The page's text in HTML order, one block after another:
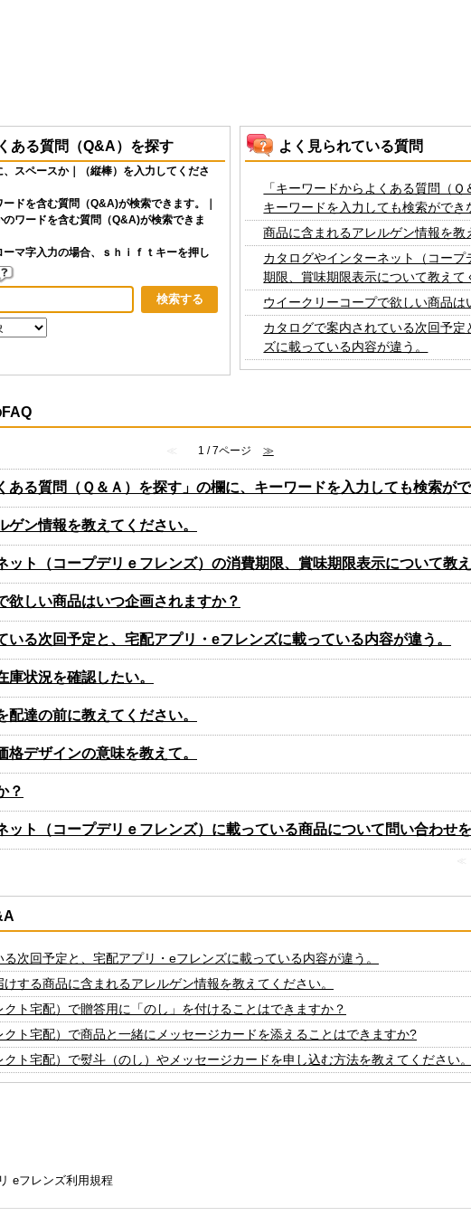
ある質問（Q&A）を探す
スペースか｜（縦棒）を入力してくださ
ドを含む質問（Q&A)が検索できます。｜
のワードを含む質問（Q&A)が検索できま
マ字入力の場合、ｓｈｉｆｔキーを押し
よく見られている質問
「キーワードからよくある質問（Ｑ
キーワードを入力しても検索ができ
商品に含まれるアレルゲン情報を教
カタログやインターネット（コー
期限、賞味期限表示について教えて
ウイークリーコープで欲しい商品は
カタログで案内されている次回予
ズに載っている内容が違う。
FAQ
≪ 1 / 7ページ ≫
ある質問（Ｑ＆Ａ）を探す」の欄に、キーワードを入力しても検索がで
ン情報を教えてください。
ット（コープデリｅフレンズ）の消費期限、賞味期限表示について教え
欲しい商品はいつ企画されますか？
いる次回予定と、宅配アプリ・eフレンズに載っている内容が違う。
庫状況を確認したい。
達の前に教えてください。
格デザインの意味を教えて。
？
ット（コープデリｅフレンズ）に載っている商品について問い合わせを
次回予定と、宅配アプリ・eフレンズに載っている内容が違う。
する商品に含まれるアレルゲン情報を教えてください。
ト宅配）で贈答用に「のし」を付けることはできますか？
ト宅配）で商品と一緒にメッセージカードを添えることはできますか?
ト宅配）で熨斗（のし）やメッセージカードを申し込む方法を教えてください。
eフレンズ利用規程